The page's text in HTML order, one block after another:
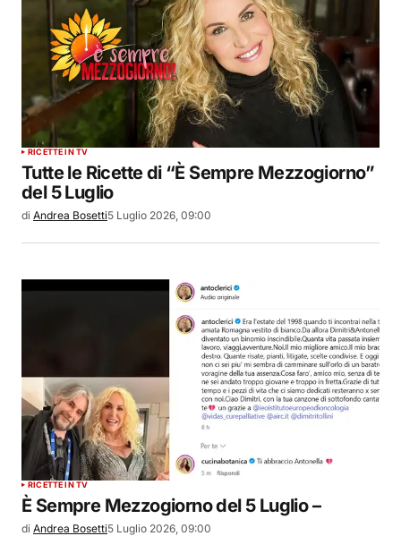
RICETTE IN TV
Tutte le Ricette di “È Sempre Mezzogiorno”
del 5 Luglio
di Andrea Bosetti5 Luglio 2026, 09:00
RICETTE IN TV
È Sempre Mezzogiorno del 5 Luglio –
di Andrea Bosetti5 Luglio 2026, 09:00